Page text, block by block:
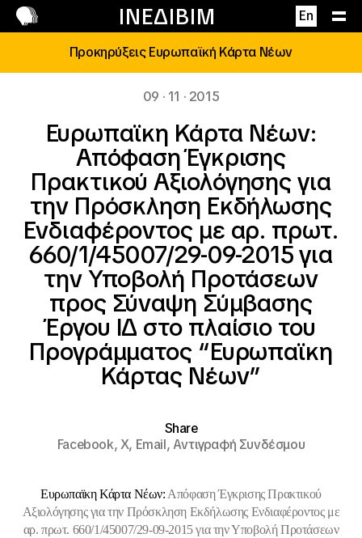
ΙΝΕΔΙΒΙΜ En
Επικοινωνία
Προκηρύξεις Ευρωπαϊκή Κάρτα Νέων
09 · 11 · 2015
Ευρωπαϊκη Κάρτα Νέων:
Απόφαση Έγκρισης
Πρακτικού Αξιολόγησης για
την Πρόσκληση Εκδήλωσης
Ενδιαφέροντος με αρ. πρωτ.
660/1/45007/29-09-2015 για
την Υποβολή Προτάσεων
προς Σύναψη Σύμβασης
Έργου ΙΔ στο πλαίσιο του
Προγράμματος “Ευρωπαϊκη
Κάρτας Νέων”
Share
Facebook,X, Email,Αντιγραφή Συνδέσμου
Ευρωπαϊκη Κάρτα Νέων: Απόφαση Έγκρισης Πρακτικού
Αξιολόγησης για την Πρόσκληση Εκδήλωσης Ενδιαφέροντος με
αρ. πρωτ. 660/1/45007/29-09-2015για την Υποβολή Προτάσεων